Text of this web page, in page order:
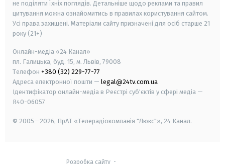
не поділяти їхніх поглядів. Детальніше щодо реклами та правил
цитування можна ознайомитись в правилах користування сайтом.
Усі права захищені. Матеріали сайту призначені для осіб старше 21
року (21+)
Онлайн-медіа «24 Канал»
пл. Галицька, буд. 15, м. Львів, 79008
Телефон +380 (32) 229-77-77
Адреса електронної пошти — legal@24tv.com.ua
Ідентифікатор онлайн-медіа в Реєстрі суб'єктів у сфері медіа —
R40-06057
© 2005—2026, ПрАТ «Телерадіокомпанія "Люкс"», 24 Канал.
Розробка сайту-